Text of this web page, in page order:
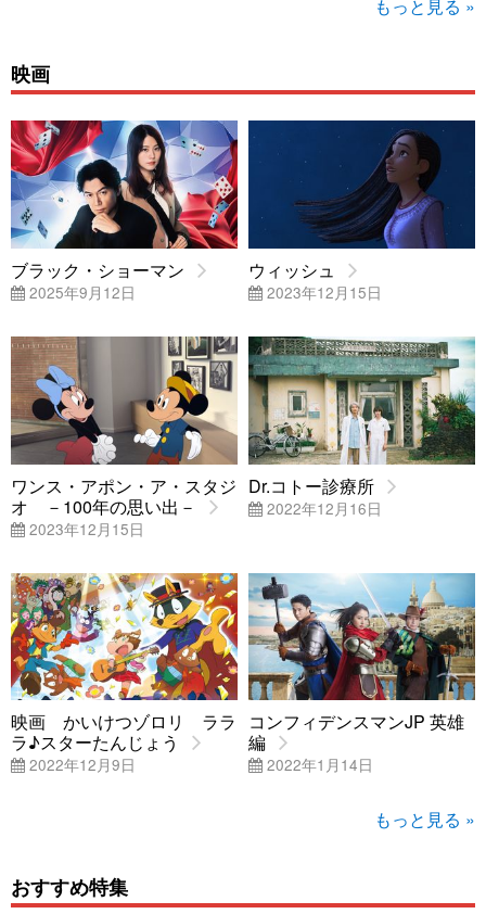
もっと見る »
映画
ブラック・ショーマン
2025年9月12日
ウィッシュ
2023年12月15日
ワンス・アポン・ア・スタジ
オ －100年の思い出－
2023年12月15日
Dr.コトー診療所
2022年12月16日
映画 かいけつゾロリ ララ
ラ♪スターたんじょう
2022年12月9日
コンフィデンスマンJP 英雄
編
2022年1月14日
もっと見る »
おすすめ特集